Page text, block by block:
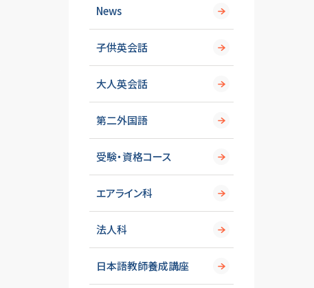
News
子供英会話
大人英会話
第二外国語
受験・資格コース
エアライン科
法人科
日本語教師養成講座